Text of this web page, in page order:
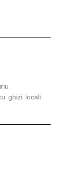
ghizi locali